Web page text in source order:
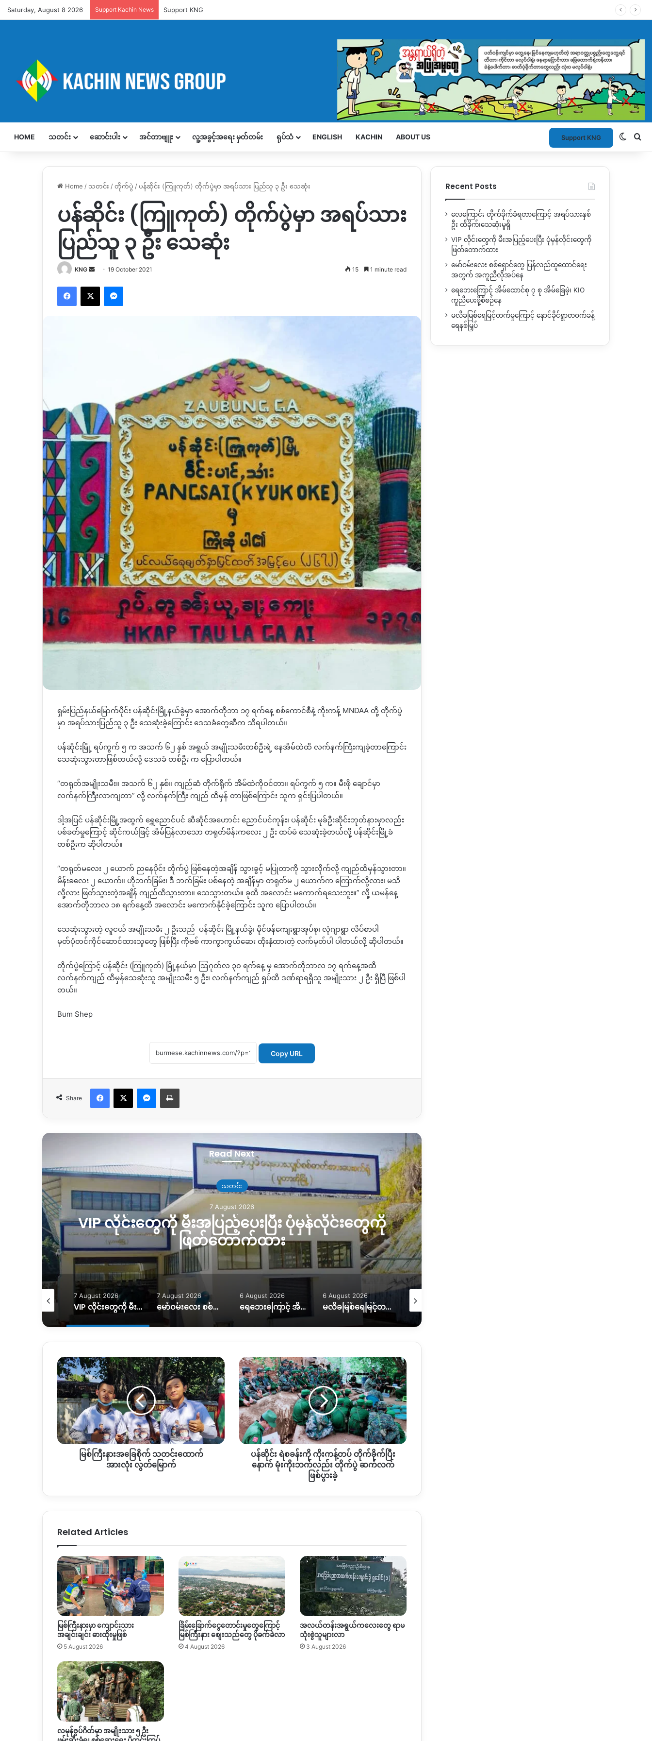
Saturday, August 8 2026 Support Kachin News Support KNG
HOME သတင်း ဆောင်းပါး အင်တာဗျူး လူ့အခွင့်အရေး မှတ်တမ်း ရုပ်သံ ENGLISH KACHIN ABOUT US Support KNG
Home / သတင်း /တိုက်ပွဲ /ပန်ဆိုင်း (ကြူကုတ်) တိုက်ပွဲမှာ အရပ်သား ပြည်သူ ၃ ဦး သေဆုံး
ပန်ဆိုင်း (ကြူကုတ်) တိုက်ပွဲမှာ အရပ်သား
ပြည်သူ ၃ ဦး သေဆုံး
KNG
Send19 October 2021 15 1 minute read
Facebook
X Messenger
ရှမ်းပြည်နယ်မြောက်ပိုင်း ပန်ဆိုင်းမြို့နယ်ခွဲမှာ အောက်တိုဘာ ၁၇ ရက်နေ့ စစ်ကောင်စီနဲ့ ကိုးကန့် MNDAA တို့ တိုက်ပွဲ
မှာ အရပ်သားပြည်သူ ၃ ဦး သေဆုံးခဲ့ကြောင်း ဒေသခံတွေဆီက သိရပါတယ်။
ပန်ဆိုင်းမြို့ ရပ်ကွက် ၅ က အသက် ၆၂ နှစ် အရွယ် အမျိုးသမီးတစ်ဦးရဲ့ နေအိမ်ထဲထိ လက်နက်ကြီးကျခဲ့တာကြောင်း
သေဆုံးသွားတာဖြစ်တယ်လို့ ဒေသခံ တစ်ဦး က ပြောပါတယ်။
“တရုတ်အမျိုးသမီး။ အသက် ၆၂ နှစ်။ ကျည်ဆံ တိုက်ရိုက် အိမ်ထဲကိုဝင်တာ။ ရပ်ကွက် ၅ က။ မီးဖို ချောင်မှာ
လက်နက်ကြီးလာကျတာ” လို့ လက်နက်ကြီး ကျည် ထိမှန် တာဖြစ်ကြောင်း သူက ရှင်းပြပါတယ်။
ဒါ့အပြင် ပန်ဆိုင်းမြို့အထွက် ရွှေညောင်ပင် ဆီဆိုင်အဟောင်း ညောင်ပင်ကုန်း၊ ပန်ဆိုင်း မုခ်ဦးဆိုင်းဘုတ်နားမှာလည်း
ပစ်ခတ်မှုကြောင့် ဆိုင်ကယ်ဖြင့် အိမ်ပြန်လာသော တရုတ်မိန်းကလေး ၂ ဦး ထပ်မံ သေဆုံးခဲ့တယ်လို့ ပန်ဆိုင်းမြို့ခံ
တစ်ဦးက ဆိုပါတယ်။
“တရုတ်မလေး ၂ ယောက် ညနေပိုင်း တိုက်ပွဲ ဖြစ်နေတဲ့အချိန် သွားခွင့် မပြုတာကို သွားလိုက်လို့ ကျည်ထိမှန်သွားတာ။
မိန်းခလေး ၂ ယောက်။ ဟိုဘက်ခြမ်း၊ ဒီ ဘက်ခြမ်း ပစ်နေတဲ့ အချိန်မှာ တရုတ်မ ၂ ယောက်က ကြောက်လို့လား၊ မသိ
လို့လား ဖြတ်သွားတဲ့အချိန် ကျည်ထိသွားတာ။ သေသွားတယ်။ ခုထိ အလောင်း မကောက်ရသေးဘူး။” လို့ ယမန်နေ့
အောက်တိုဘာလ ၁၈ ရက်နေ့ထိ အလောင်း မကောက်နိုင်ခဲ့ကြောင်း သူက ပြောပါတယ်။
သေဆုံးသွားတဲ့ လူငယ် အမျိုးသမီး ၂ ဦးသည် ပန်ဆိုင်း မြို့နယ်ခွဲ၊ မိုင်ဖန်ကျေးရွာအုပ်စု၊ လုံဂျာရွာ လိပ်စာပါ
မှတ်ပုံတင်ကိုင်ဆောင်ထားသူတွေ ဖြစ်ပြီး ကိုဗစ် ကာကွာကွယ်ဆေး ထိုးနှံထားတဲ့ လက်မှတ်ပါ ပါတယ်လို့ ဆိုပါတယ်။
တိုက်ပွဲ‌ကြောင့် ပန်ဆိုင်း (ကြူကုတ်) မြို့နယ်မှာ ဩဂုတ်လ ၃၀ ရက်နေ့ မှ အောက်တိုဘာလ ၁၇ ရက်နေ့အထိ
လက်နက်ကျည် ထိမှန်သေဆုံးသူ အမျိုးသမီး ၅ ဦး၊ လက်နက်ကျည် ရှပ်ထိ ဒဏ်ရာရရှိသူ အမျိုးသား ၂ ဦး ရှိပြီ ဖြစ်ပါ
တယ်။
Bum Shep
Copy URL
Share
Facebook
X Messenger
Print
Read Next
သတင်း
7 August 2026
VIP လိုင်းတွေကို မီးအပြည့်ပေးပြီး ပုံမှန်လိုင်းတွေကို
ဖြတ်တောက်ထား
7 August 2026
VIP လိုင်းတွေကို မီးအပြည့်ပေးပြီး ပုံမှန်လိုင်းတွေကို ဖြတ်တောက်ထား
7 August 2026
မော်ဝမ်းလေး စစ်ရှောင်တွေ ပြန်လည်ထူထောင်ရေးအတွက် အကူညီလိုအပ်နေ
6 August 2026
ရေဘေးကြောင့် အိမ်ထောင်စု ၇ စု အိမ်ခြေမဲ့၊ KIO ကူညီပေးဖို့စီစဉ်နေ
6 August 2026
မလိခမြစ်ရေမြင့်တက်မှုကြောင့် နောင်ခိုင်ရွာတဝက်ခန့်ရေနစ်မြှပ်
မြစ်
ကြီး
နား
အခြေစိုက်
သတင်းထောက်
အားလုံး
လွတ်မြောက်
မြစ်ကြီးနားအခြေစိုက် သတင်းထောက်
အားလုံး လွတ်မြောက်
ပန်
ဆိုင်း
ရဲစခန်း
ကို
ကိုး
ကန့်
တပ်
တိုက်ခိုက်
ပြီး
နောက်ပန်ဆိုင်း ရဲစခန်းကို ကိုးကန့်တပ် တိုက်ခိုက်ပြီး
နောက် မုံးကိုးဘက်လည်း တိုက်ပွဲ ဆက်လက်
ဖြစ်ပွားခဲ့
Related Articles
မြစ်ကြီးနားမှာ ကျောင်းသား
အချင်းချင်း ဓားထိုးမှုဖြစ်
5 August 2026
ခြိမ်းခြောက်ငွေတောင်းမှုတွေကြောင့်
မြစ်ကြီးနား စျေးသည်တွေ ပိုခက်ခဲလာ
4 August 2026
အလယ်တန်းအရွယ်ကလေးတွေ ရာမ
သုံးစွဲသူများလာ
3 August 2026
လမုန်ဇွပ်ဂိတ်မှာ အမျိုးသား ၅ ဦး
Recent Posts
လေကြောင်း တိုက်ခိုက်ခံရတာကြောင့် အရပ်သားနှစ်
ဦး ထိခိုက်၊သေဆုံးမှုရှိ
VIP လိုင်းတွေကို မီးအပြည့်ပေးပြီး ပုံမှန်လိုင်းတွေကို
ဖြတ်တောက်ထား
မော်ဝမ်းလေး စစ်ရှောင်တွေ ပြန်လည်ထူထောင်ရေး
အတွက် အကူညီလိုအပ်နေ
ရေဘေးကြောင့် အိမ်ထောင်စု ၇ စု အိမ်ခြေမဲ့၊ KIO
ကူညီပေးဖို့စီစဉ်နေ
မလိခမြစ်ရေမြင့်တက်မှုကြောင့် နောင်ခိုင်ရွာတဝက်ခန့်
ရေနစ်မြှပ်